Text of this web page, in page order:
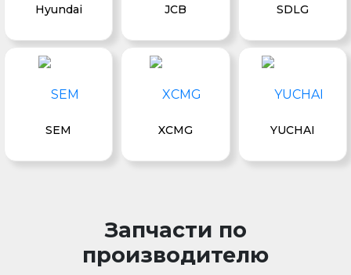
Hyundai JCB SDLG
SEM XCMG YUCHAI
Запчасти по
производителю